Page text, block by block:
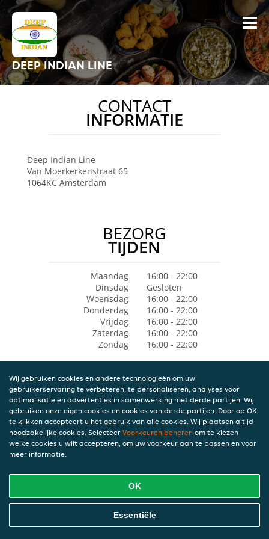
DEEP INDIAN LINE
CONTACT
INFORMATIE
Deep Indian Line
Van Moerkerkenstraat 65
1064KC Amsterdam
BEZORG
TIJDEN
Maandag
16:00 - 22:00
Dinsdag
Gesloten
Woensdag
16:00 - 22:00
Donderdag
16:00 - 22:00
Vrijdag
16:00 - 22:00
Zaterdag
16:00 - 22:00
Zondag
16:00 - 22:00
Wij gebruiken cookies en andere technologieën om uw
gebruikerservaring te verbeteren, te personaliseren, analyses voor
optimalisatie en advertenties in samenwerking met derde partijen. Wij
gebruiken onze eigen cookies en cookies van derde partijen. Door op OK
te klikken accepteert u het gebruik van alle cookies. Wij plaatsen altijd
noodzakelijke cookies. Selecteer Voorkeuren beheren om te kiezen
welke cookies u wilt accepteren, om uw voorkeur aan te passen en voor
meer informatie.
OK
Essentiële